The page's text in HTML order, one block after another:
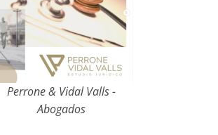
Perrone & Vidal Valls -
Abogados